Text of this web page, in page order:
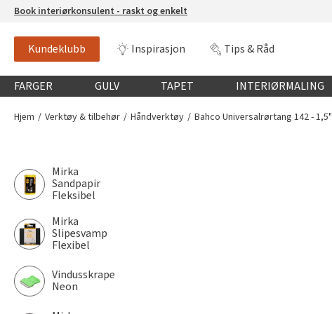
Book interiørkonsulent - raskt og enkelt
Kundeklubb Inspirasjon Tips & Råd
Globalnavigasjon mobil
FARGER GULV TAPET INTERIØRMALING
Hjem Verktøy & tilbehør Håndverktøy Bahco Universalrørtang 142 - 1,5"
Mirka
Sandpapir
Fleksibel
Mirka
Slipesvamp
Flexibel
Vindusskrape
Neon